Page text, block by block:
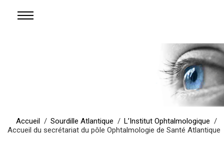
Accueil Sourdille Atlantique
L’Institut Ophtalmologique
Accueil du secrétariat du pôle Ophtalmologie de Santé Atlantique